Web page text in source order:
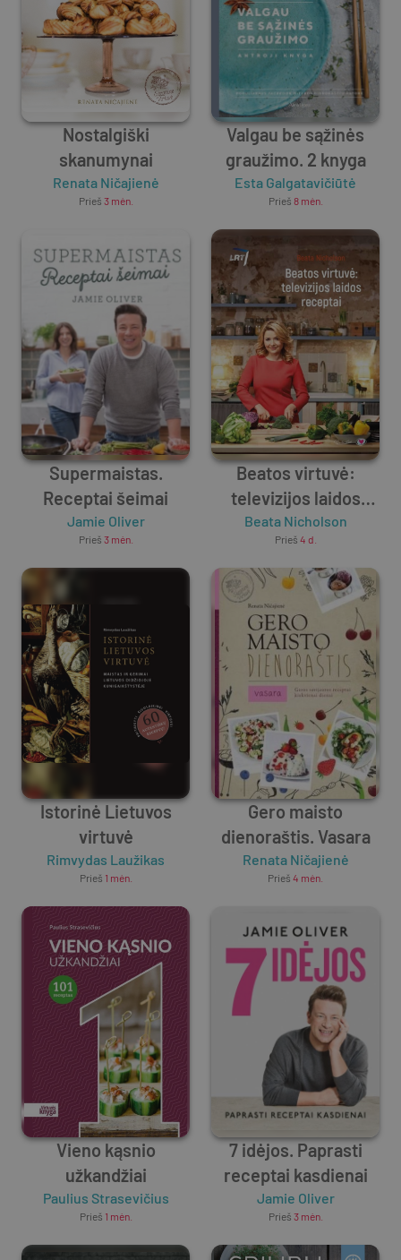
Nostalgiški
skanumynai
Renata Ničajienė
Prieš 3 mėn.
Valgau be sąžinės
graužimo. 2 knyga
Esta Galgatavičiūtė
Prieš 8 mėn.
Supermaistas.
Receptai šeimai
Jamie Oliver
Prieš 3 mėn.
Beatos virtuvė:
televizijos laidos
receptai
Beata Nicholson
Prieš 4 d.
Istorinė Lietuvos
virtuvė
Rimvydas Laužikas
Prieš 1 mėn.
Gero maisto
dienoraštis. Vasara
Renata Ničajienė
Prieš 4 mėn.
Vieno kąsnio
užkandžiai
Paulius Strasevičius
Prieš 1 mėn.
7 idėjos. Paprasti
receptai kasdienai
Jamie Oliver
Prieš 3 mėn.